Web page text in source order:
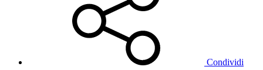
Condividi